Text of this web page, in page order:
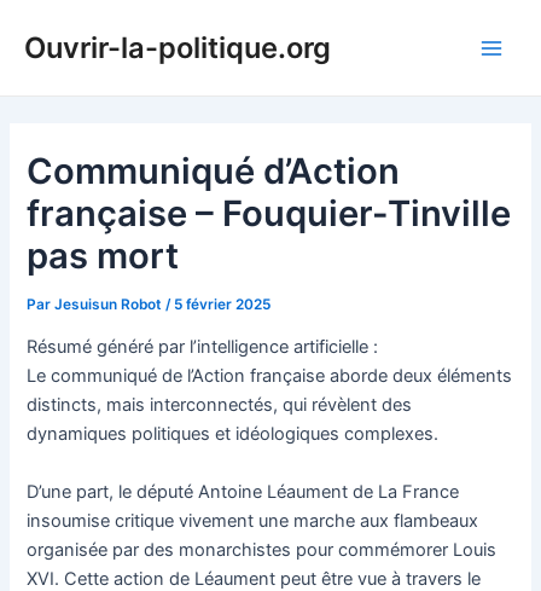
Ouvrir-la-politique.org
Communiqué d’Action
française – Fouquier-Tinville
pas mort
ParJesuisun Robot / 5 février 2025
Résumé généré par l’intelligence artificielle :
Le communiqué de l’Action française aborde deux éléments
distincts, mais interconnectés, qui révèlent des
dynamiques politiques et idéologiques complexes.
D’une part, le député Antoine Léaument de La France
insoumise critique vivement une marche aux flambeaux
organisée par des monarchistes pour commémorer Louis
XVI. Cette action de Léaument peut être vue à travers le